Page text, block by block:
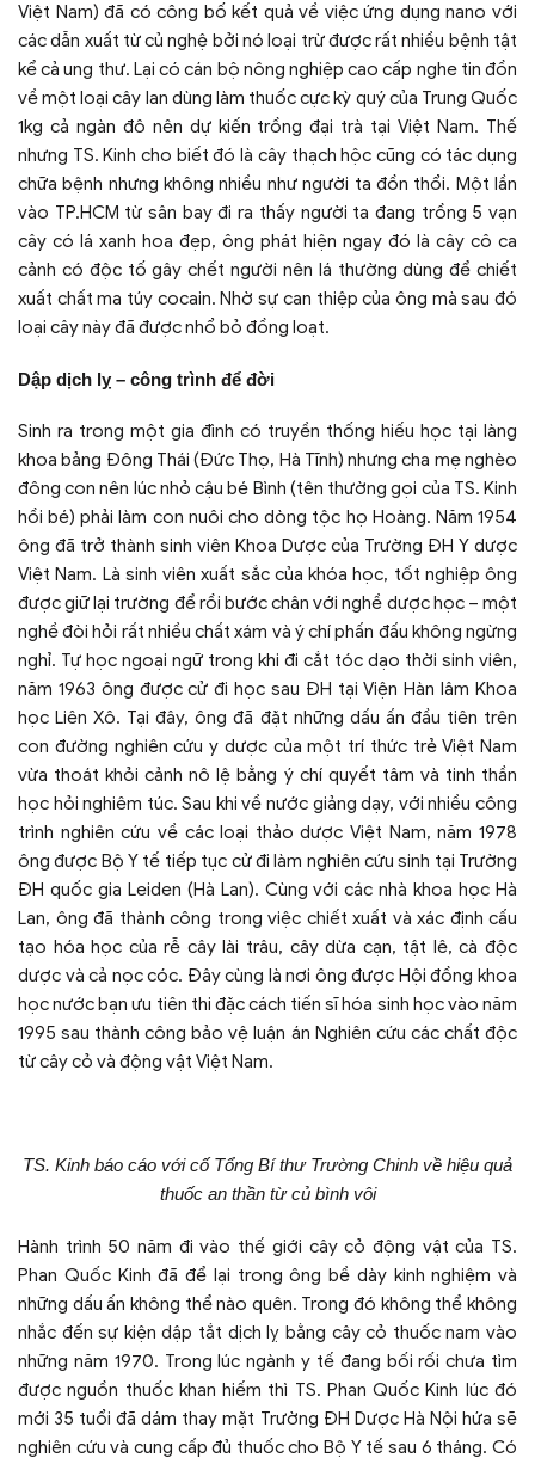
Việt Nam) đã có công bố kết quả về việc ứng dụng nano với
các dẫn xuất từ củ nghệ bởi nó loại trừ được rất nhiều bệnh tật
kể cả ung thư. Lại có cán bộ nông nghiệp cao cấp nghe tin đồn
về một loại cây lan dùng làm thuốc cực kỳ quý của Trung Quốc
1kg cả ngàn đô nên dự kiến trồng đại trà tại Việt Nam. Thế
nhưng TS. Kinh cho biết đó là cây thạch hộc cũng có tác dụng
chữa bệnh nhưng không nhiều như người ta đồn thổi. Một lần
vào TP.HCM từ sân bay đi ra thấy người ta đang trồng 5 vạn
cây có lá xanh hoa đẹp, ông phát hiện ngay đó là cây cô ca
cảnh có độc tố gây chết người nên lá thường dùng để chiết
xuất chất ma túy cocain. Nhờ sự can thiệp của ông mà sau đó
loại cây này đã được nhổ bỏ đồng loạt.
Dập dịch lỵ – công trình để đời
Sinh ra trong một gia đình có truyền thống hiếu học tại làng
khoa bảng Đông Thái (Đức Thọ, Hà Tĩnh) nhưng cha mẹ nghèo
đông con nên lúc nhỏ cậu bé Bình (tên thường gọi của TS. Kinh
hồi bé) phải làm con nuôi cho dòng tộc họ Hoàng. Năm 1954
ông đã trở thành sinh viên Khoa Dược của Trường ĐH Y dược
Việt Nam. Là sinh viên xuất sắc của khóa học, tốt nghiệp ông
được giữ lại trường để rồi bước chân với nghề dược học – một
nghề đòi hỏi rất nhiều chất xám và ý chí phấn đấu không ngừng
nghỉ. Tự học ngoại ngữ trong khi đi cắt tóc dạo thời sinh viên,
năm 1963 ông được cử đi học sau ĐH tại Viện Hàn lâm Khoa
học Liên Xô. Tại đây, ông đã đặt những dấu ấn đầu tiên trên
con đường nghiên cứu y dược của một trí thức trẻ Việt Nam
vừa thoát khỏi cảnh nô lệ bằng ý chí quyết tâm và tinh thần
học hỏi nghiêm túc. Sau khi về nước giảng dạy, với nhiều công
trình nghiên cứu về các loại thảo dược Việt Nam, năm 1978
ông được Bộ Y tế tiếp tục cử đi làm nghiên cứu sinh tại Trường
ĐH quốc gia Leiden (Hà Lan). Cùng với các nhà khoa học Hà
Lan, ông đã thành công trong việc chiết xuất và xác định cấu
tạo hóa học của rễ cây lài trâu, cây dừa cạn, tật lê, cà độc
dược và cả nọc cóc. Đây cùng là nơi ông được Hội đồng khoa
học nước bạn ưu tiên thi đặc cách tiến sĩ hóa sinh học vào năm
1995 sau thành công bảo vệ luận án Nghiên cứu các chất độc
từ cây cỏ và động vật Việt Nam.
TS. Kinh báo cáo với cố Tổng Bí thư Trường Chinh về hiệu quả
thuốc an thần từ củ bình vôi
Hành trình 50 năm đi vào thế giới cây cỏ động vật của TS.
Phan Quốc Kinh đã để lại trong ông bề dày kinh nghiệm và
những dấu ấn không thể nào quên. Trong đó không thể không
nhắc đến sự kiện dập tắt dịch lỵ bằng cây cỏ thuốc nam vào
những năm 1970. Trong lúc ngành y tế đang bối rối chưa tìm
được nguồn thuốc khan hiếm thì TS. Phan Quốc Kinh lúc đó
mới 35 tuổi đã dám thay mặt Trường ĐH Dược Hà Nội hứa sẽ
nghiên cứu và cung cấp đủ thuốc cho Bộ Y tế sau 6 tháng. Có